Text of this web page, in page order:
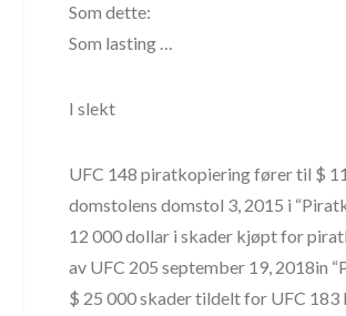
Som dette:
Som lasting …
I slekt
UFC 148 piratkopiering fører til $
domstolens domstol 3, 2015 i
12 000 dollar i skader kjøpt for
av UFC 205 september 19, 2018in
$ 25 000 skader tildelt for UFC 183